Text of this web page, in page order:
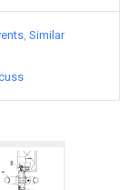
Similar